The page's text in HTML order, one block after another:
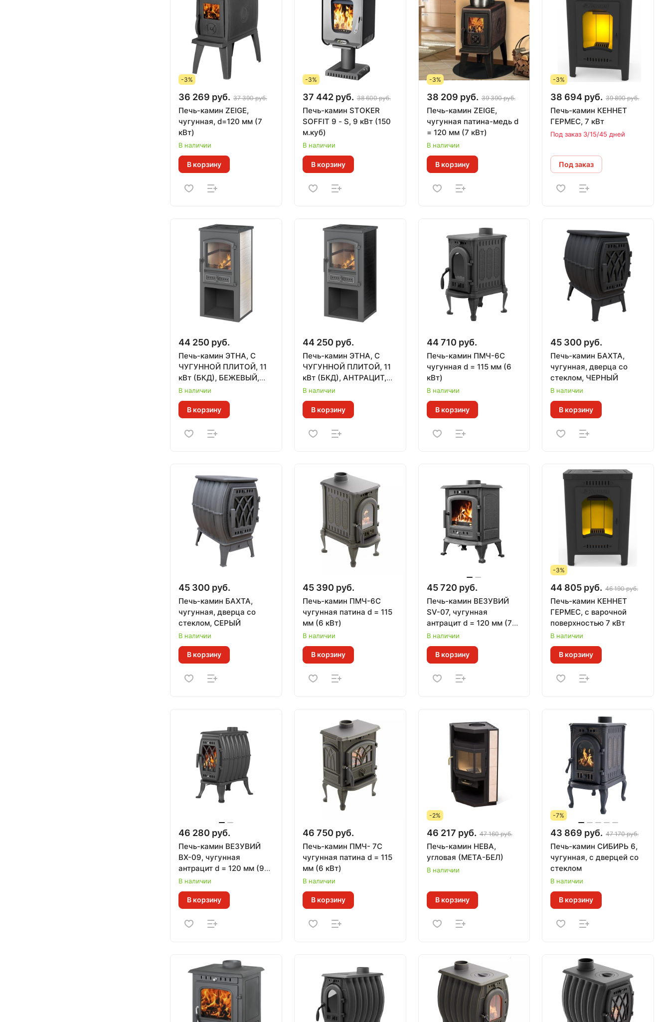
-3%
36 269 руб. 37 390 руб.
Печь-камин ZEIGE,
чугунная, d=120 мм (7
кВт)
В наличии
В корзину
-3%
37 442 руб. 38 600 руб.
Печь-камин STOKER
SOFFIT 9 - S, 9 кВт (150
м.куб)
В наличии
В корзину
-3%
38 209 руб. 39 390 руб.
Печь-камин ZEIGE,
чугунная патина-медь d
= 120 мм (7 кВт)
В наличии
В корзину
-3%
38 694 руб. 39 890 руб.
Печь-камин КЕННЕТ
ГЕРМЕС, 7 кВт
Под заказ 3/15/45 дней
Под заказ
44 250 руб.
Печь-камин ЭТНА, С
ЧУГУННОЙ ПЛИТОЙ, 11
кВт (БКД), БЕЖЕВЫЙ,
ВЫСОКИЙ (180 м.куб)
В наличии
В корзину
44 250 руб.
Печь-камин ЭТНА, С
ЧУГУННОЙ ПЛИТОЙ, 11
кВт (БКД), АНТРАЦИТ,
ВЫСОКИЙ (180 м.куб)
В наличии
В корзину
44 710 руб.
Печь-камин ПМЧ-6С
чугунная d = 115 мм (6
кВт)
В наличии
В корзину
45 300 руб.
Печь-камин БАХТА,
чугунная, дверца со
стеклом, ЧЕРНЫЙ
В наличии
В корзину
45 300 руб.
Печь-камин БАХТА,
чугунная, дверца со
стеклом, СЕРЫЙ
В наличии
В корзину
45 390 руб.
Печь-камин ПМЧ-6С
чугунная патина d = 115
мм (6 кВт)
В наличии
В корзину
45 720 руб.
Печь-камин ВЕЗУВИЙ
SV-07, чугунная
антрацит d = 120 мм (7
кВт)
В наличии
В корзину
-3%
44 805 руб. 46 190 руб.
Печь-камин КЕННЕТ
ГЕРМЕС, с варочной
поверхностью 7 кВт
В наличии
В корзину
46 280 руб.
Печь-камин ВЕЗУВИЙ
ВХ-09, чугунная
антрацит d = 120 мм (9
кВт)
В наличии
В корзину
46 750 руб.
Печь-камин ПМЧ- 7С
чугунная патина d = 115
мм (6 кВт)
В наличии
В корзину
-2%
46 217 руб. 47 160 руб.
Печь-камин НЕВА,
угловая (МЕТА-БЕЛ)
В наличии
В корзину
-7%
43 869 руб. 47 170 руб.
Печь-камин СИБИРЬ 6,
чугунная, с дверцей со
стеклом
В наличии
В корзину